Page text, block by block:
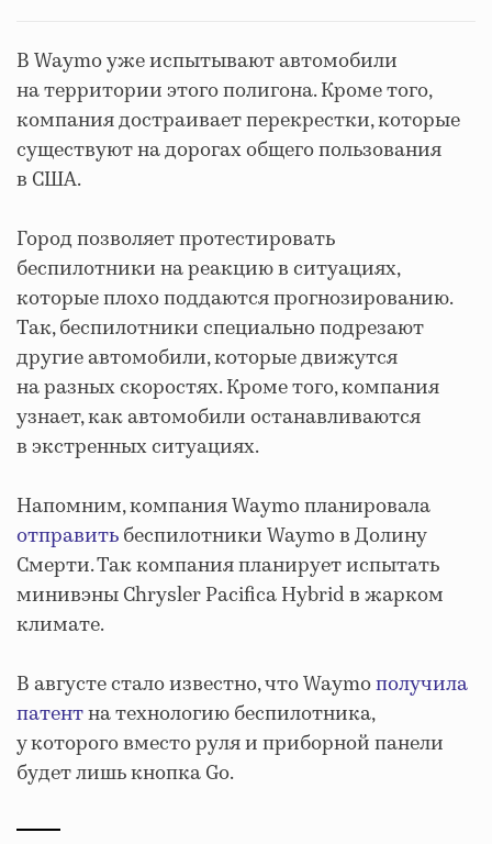
В Waymo уже испытывают автомобили
на территории этого полигона. Кроме того,
компания достраивает перекрестки, которые
существуют на дорогах общего пользования
в США.
Город позволяет протестировать
беспилотники на реакцию в ситуациях,
которые плохо поддаются прогнозированию.
Так, беспилотники специально подрезают
другие автомобили, которые движутся
на разных скоростях. Кроме того, компания
узнает, как автомобили останавливаются
в экстренных ситуациях.
Напомним, компания Waymo планировала
отправитьбеспилотники Waymo в Долину
Смерти. Так компания планирует испытать
минивэны Chrysler Pacifica Hybrid в жарком
климате.
В августе стало известно, что Waymoполучила
патентна технологию беспилотника,
у которого вместо руля и приборной панели
будет лишь кнопка Go.